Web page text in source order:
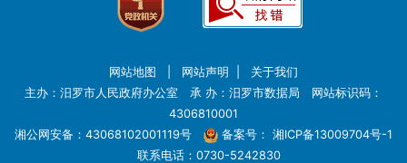
网站地图 网站声明
关于我们
主办：汨罗市人民政府办公室 承 办：汨罗市数据局 网站标识码：
4306810001
湘公网安备：43068102001119号
备案号： 湘ICP备13009704号-1
联系电话：0730-5242830